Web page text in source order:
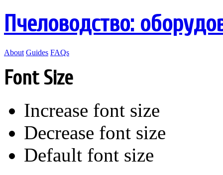
Пчеловодство:
About Guides FAQs
Font Size
Increase font size
Decrease font size
Default font size